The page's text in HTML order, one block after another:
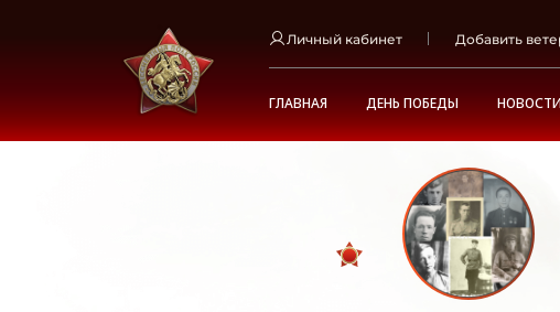
Личный кабинет Добавить
ГЛАВНАЯ ДЕНЬ ПОБЕДЫ